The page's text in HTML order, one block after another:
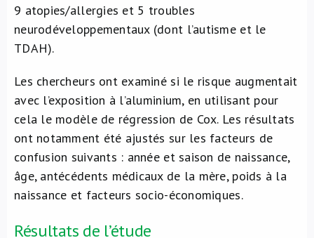
9 atopies/allergies et 5 troubles
neurodéveloppementaux (dont l’autisme et le
TDAH).
Les chercheurs ont examiné si le risque augmentait
avec l’exposition à l’aluminium, en utilisant pour
cela le modèle de régression de Cox. Les résultats
ont notamment été ajustés sur les facteurs de
confusion suivants : année et saison de naissance,
âge, antécédents médicaux de la mère, poids à la
naissance et facteurs socio-économiques.
Résultats de l’étude